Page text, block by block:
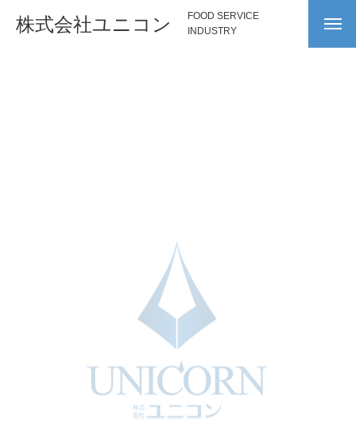
株式会社ユニコン
FOOD SERVICE
INDUSTRY